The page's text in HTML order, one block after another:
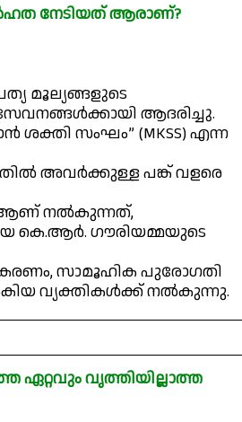
നേടിയത് ആരാണ്?
മൂല്യങ്ങളുടെ
ആദരിച്ചു.
സംഘം” (MKSS) എന്ന
അവർക്കുള്ള പങ്ക് വളരെ
ആണ് നൽകുന്നത്,
കെ.ആർ. ഗൗരിയമ്മയുടെ
സാമൂഹിക പുരോഗതി
വ്യക്തികൾക്ക് നൽകുന്നു.
ഏറ്റവും വൃത്തിയില്ലാത്ത